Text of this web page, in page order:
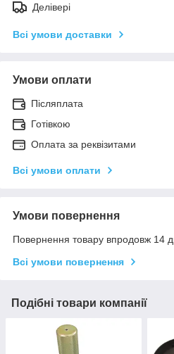
Делівері
Всі умови доставки
Умови оплати
Післяплата
Готівкою
Оплата за реквізитами
Всі умови оплати
Умови повернення
Повернення товару впродовж 14
Всі умови повернення
Подібні товари компанії